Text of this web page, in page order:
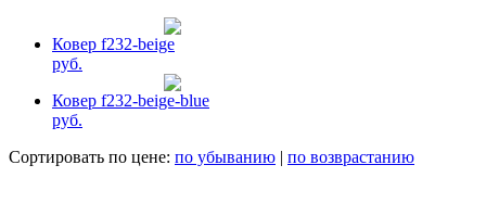
Ковер f232-beige
руб.
Ковер f232-beige-blue
руб.
Сортировать по цене: по убыванию | по возврастанию